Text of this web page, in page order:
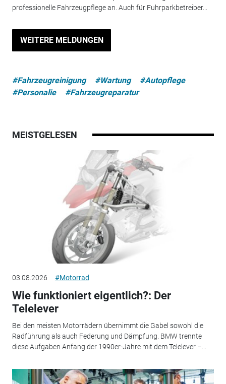
professionelle Fahrzeugpflege an. Auch für Fuhrparkbetreiber...
WEITERE MELDUNGEN
#Fahrzeugreinigung #Wartung
#Autopflege
#Personalie
#Fahrzeugreparatur
MEISTGELESEN
03.08.2026 #Motorrad
Wie funktioniert eigentlich?: Der
Telelever
Bei den meisten Motorrädern übernimmt die Gabel sowohl die
Radführung als auch Federung und Dämpfung. BMW trennte
diese Aufgaben Anfang der 1990er-Jahre mit dem Telelever –...